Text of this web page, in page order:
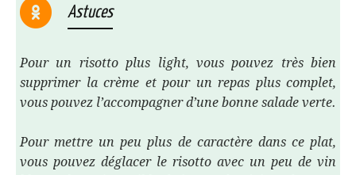
Astuces
Pour un risotto plus light, vous pouvez très bien
supprimer la crème et pour un repas plus complet,
vous pouvez l’accompagner d’une bonne salade verte.
Pour mettre un peu plus de caractère dans ce plat,
vous pouvez déglacer le risotto avec un peu de vin